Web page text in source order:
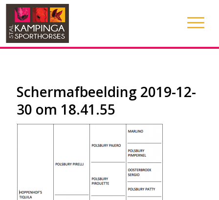
Schermafbeelding 2019-12-
30 om 18.41.55